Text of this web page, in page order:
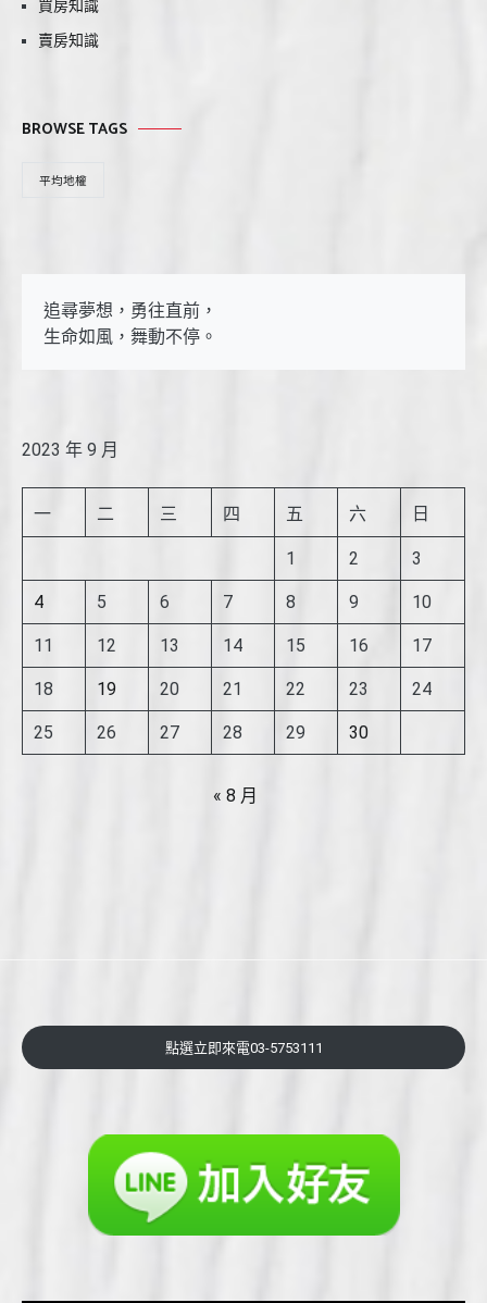
買房知識
賣房知識
BROWSE TAGS
平均地權
追尋夢想，勇往直前，
生命如風，舞動不停。
2023 年 9 月
一 二 三 四 五 六 日
1 2 3
4 5 6 7 8 9 10
11 12 13 14 15 16 17
18 19 20 21 22 23 24
25 26 27 28 29 30
« 8 月
點選立即來電03-5753111